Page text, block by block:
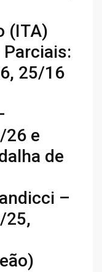
(ITA)
Parciais:
25/16
26 e
de
–
25,